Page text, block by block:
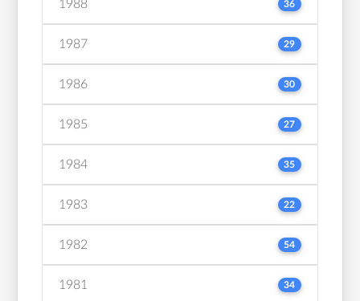
1988 36
1987 29
1986 30
1985 27
1984 35
1983 22
1982 54
1981 34